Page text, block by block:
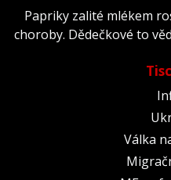
Papriky zalité mlékem
choroby. Dědečkové to
Válka